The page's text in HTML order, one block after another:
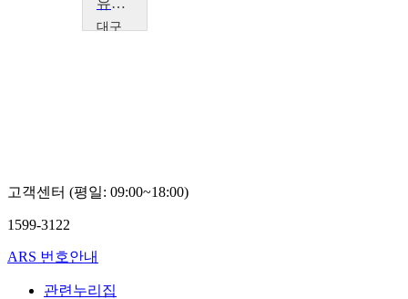
대구
고객센터 (평일: 09:00~18:00)
1599-3122
ARS 번호안내
관련누리집